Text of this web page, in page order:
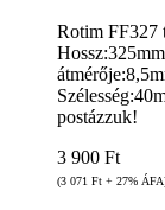
Rotim FF327
postázzuk!
3 900 Ft
(3 071 Ft + 27%